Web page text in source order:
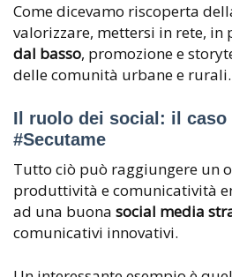
Come dicevamo riscoperta
valorizzare, mettersi in rete, in
dal basso, promozione e
delle comunità urbane e rurali.
Il ruolo dei social: il caso
#Secutame
Tutto ciò può raggiungere un
produttività e comunicatività
ad una buona social media
comunicativi innovativi.